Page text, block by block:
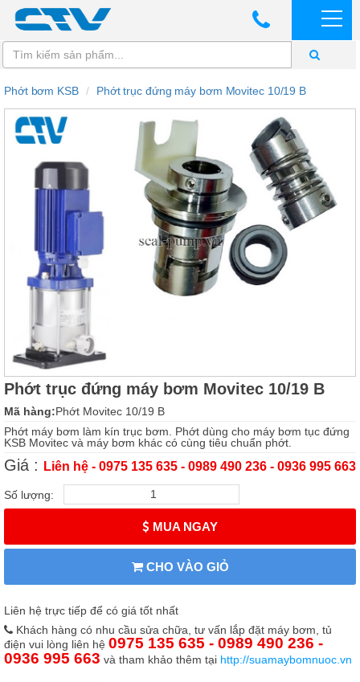
Phớt bơm KSB Phớt trục đứng máy bơm Movitec 10/19 B
Phớt trục đứng máy bơm Movitec 10/19 B
Mã hàng:Phớt Movitec 10/19 B
Phớt máy bơm làm kín trục bơm. Phớt dùng cho máy bơm tục đứng
KSB Movitec và máy bơm khác có cùng tiêu chuẩn phớt.
Giá : Liên hệ - 0975 135 635 - 0989 490 236 - 0936 995 663
Số lượng:
MUA NGAY
CHO VÀO GIỎ
Liên hệ trực tiếp để có giá tốt nhất
Khách hàng có nhu cầu sửa chữa, tư vấn lắp đặt máy bơm, tủ
điện vui lòng liên hệ 0975 135 635 - 0989 490 236 -
0936 995 663 và tham khảo thêm tại http://suamaybomnuoc.vn